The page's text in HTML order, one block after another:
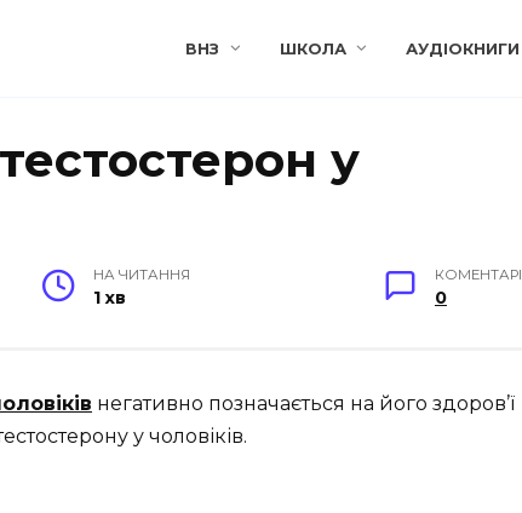
ВНЗ ШКОЛА АУДІОКНИГИ
у
НА ЧИТАННЯ
1 хв
КОМЕНТАРІ
0
негативно позначається на його здоров’ї
у чоловіків.